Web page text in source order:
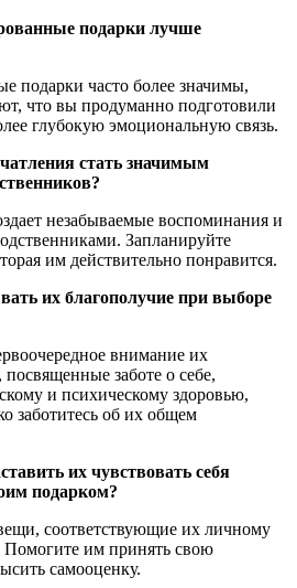
подарки лучше
подарки часто более значимы,
что вы продуманно подготовили
глубокую эмоциональную связь.
стать значимым
незабываемые воспоминания и
Запланируйте
им действительно понравится.
их благополучие при выборе
внимание их
заботе о себе,
и психическому здоровью,
заботитесь об их общем
их чувствовать себя
подарком?
соответствующие их личному
им принять свою
самооценку.